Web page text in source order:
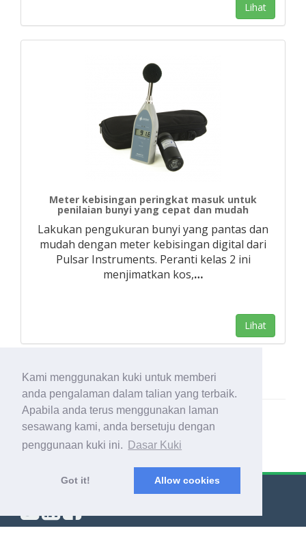
Kami menggunakan kuki untuk memberi
anda pengalaman dalam talian yang terbaik.
Apabila anda terus menggunakan laman
sesawang kami, anda bersetuju dengan
penggunaan kuki ini.
Dasar Kuki
Got it! Allow cookies
Lihat
Meter kebisingan peringkat masuk untuk
penilaian bunyi yang cepat dan mudah
Lakukan pengukuran bunyi yang pantas dan
mudah dengan meter kebisingan digital dari
Pulsar Instruments. Peranti kelas 2 ini
menjimatkan kos,…
Lihat
© Export Worldwide 2026